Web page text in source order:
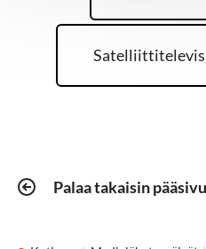
Palaa takaisin